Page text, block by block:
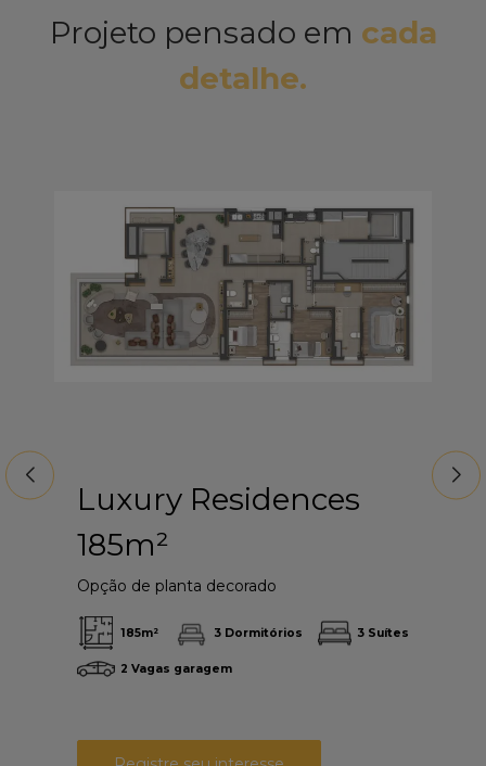
Projeto pensado em cada
detalhe.
Luxury Residences
185m²
Opção de planta decorado
185m² 3 Dormitórios 3 Suítes
2 Vagas garagem